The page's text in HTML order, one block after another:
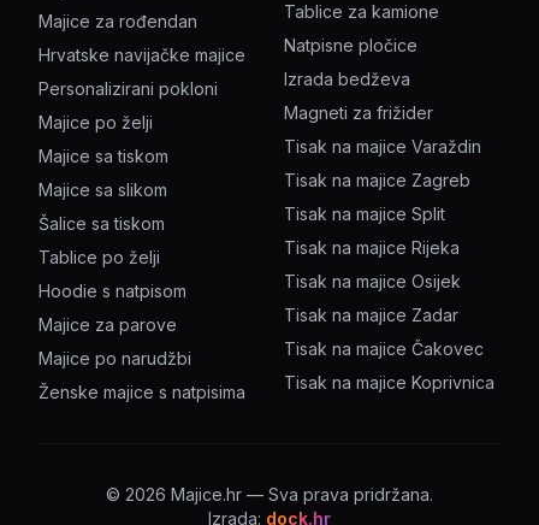
Majice za rođendan
Hrvatske navijačke majice
Personalizirani pokloni
Majice po želji
Majice sa tiskom
Majice sa slikom
Šalice sa tiskom
Tablice po želji
Hoodie s natpisom
Majice za parove
Majice po narudžbi
Ženske majice s natpisima
Tablice za kamione
Natpisne pločice
Izrada bedževa
Magneti za frižider
Tisak na majice Varaždin
Tisak na majice Zagreb
Tisak na majice Split
Tisak na majice Rijeka
Tisak na majice Osijek
Tisak na majice Zadar
Tisak na majice Čakovec
Tisak na majice Koprivnica
© 2026 Majice.hr — Sva prava pridržana.
Izrada: dock.hr